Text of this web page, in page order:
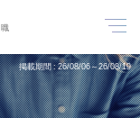
掲載期間 26/08/06～26/08/19